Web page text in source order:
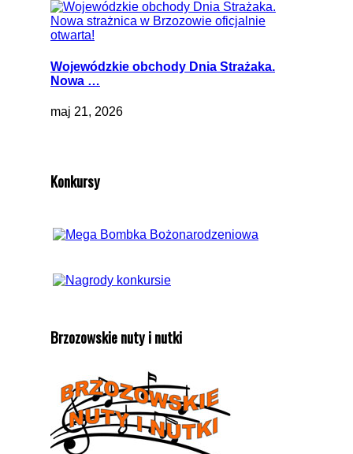
Wojewódzkie obchody Dnia Strażaka.
Nowa …
maj 21, 2026
Konkursy
Brzozowskie nuty i nutki